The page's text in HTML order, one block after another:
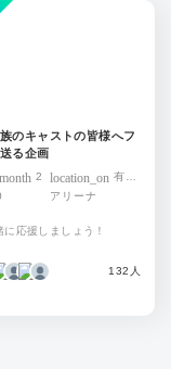
のキャストの皆様へフ
る企画
2
location_on 有明
アリーナ
に応援しましょう！
132人